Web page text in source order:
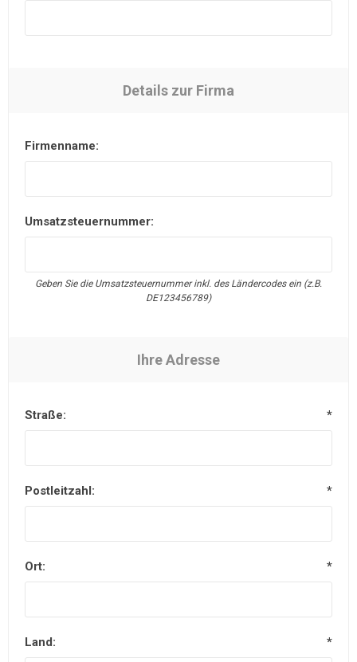
Details zur Firma
Firmenname:
Umsatzsteuernummer:
Geben Sie die Umsatzsteuernummer inkl. des Ländercodes ein (z.B.
DE123456789)
Ihre Adresse
Straße: *
Postleitzahl: *
Ort: *
Land: *